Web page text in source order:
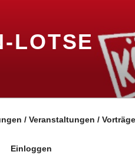
LOTSE
/ Veranstaltungen / Vorträge
Einloggen